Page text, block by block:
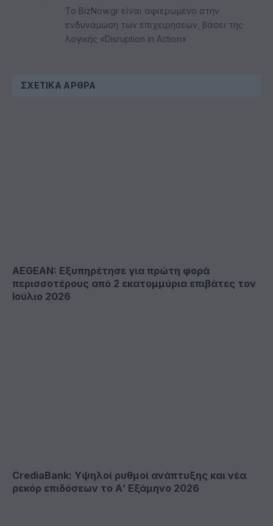
Το BizNow.gr είναι αφιερωμένο στην
ενδυνάμωση των επιχειρήσεων, βάσει της
λογικής «Disruption in Action»
ΣΧΕΤΙΚΆ ΆΡΘΡΑ
AEGEAN: Εξυπηρέτησε για πρώτη φορά
περισσοτέρους από 2 εκατομμύρια επιβάτες τον
Ιούλιο 2026
CrediaBank: Υψηλοί ρυθμοί ανάπτυξης και νέα
ρεκόρ επιδόσεων το Α’ Εξάμηνο 2026